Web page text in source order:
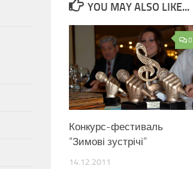
YOU MAY ALSO LIKE...
0
Конкурс-фестиваль
“Зимові зустрічі”
14.12.2011